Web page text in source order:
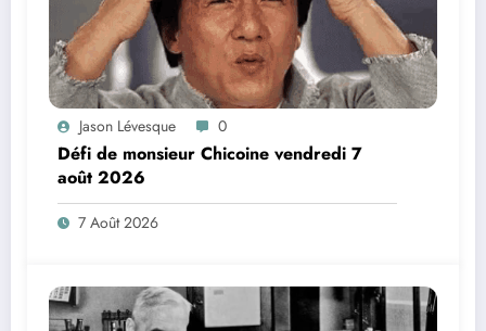
Jason Lévesque 0
Défi de monsieur Chicoine vendredi 7
août 2026
7 Août 2026